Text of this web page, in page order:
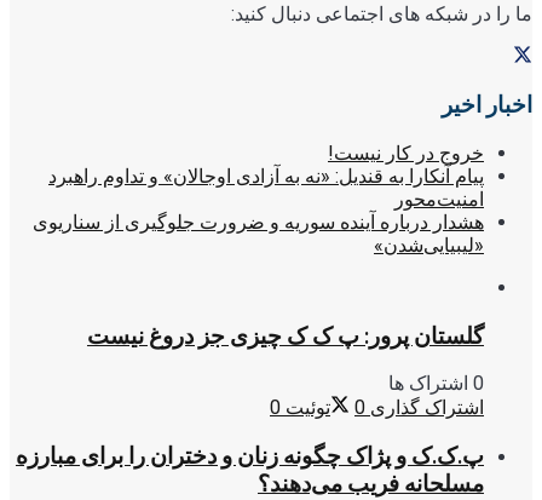
ما را در شبکه های اجتماعی دنبال کنید:
اخبار اخیر
خروج در کار نیست!
پیام آنکارا به قندیل: «نه به آزادی اوجالان» و تداوم راهبرد
امنیت‌محور
هشدار درباره آینده سوریه و ضرورت جلوگیری از سناریوی
«لیبیایی‌شدن»
گلستان پرور: پ ک ک چیزی جز دروغ نیست
0 اشتراک ها
اشتراک گذاری 0 توئیت 0
پ.ک.ک و پژاک چگونه زنان و دختران را برای مبارزه
مسلحانه فریب می‌دهند؟